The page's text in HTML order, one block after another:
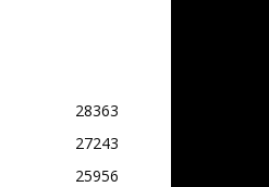
28363
27243
25956